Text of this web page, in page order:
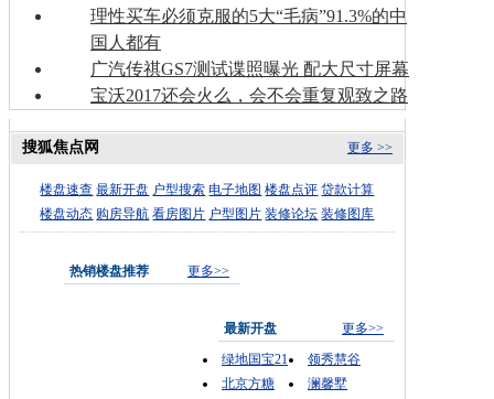
理性买车必须克服的5大“毛病”91.3%的中
国人都有
广汽传祺GS7测试谍照曝光 配大尺寸屏幕
宝沃2017还会火么，会不会重复观致之路
更多 >>
搜狐焦点网
楼盘速查 最新开盘 户型搜索 电子地图 楼盘点评 贷款计算
楼盘动态 购房导航 看房图片 户型图片 装修论坛 装修图库
热销楼盘推荐 更多>>
最新开盘
更多>>
绿地国宝21
领秀慧谷
北京方糖
澜馨墅